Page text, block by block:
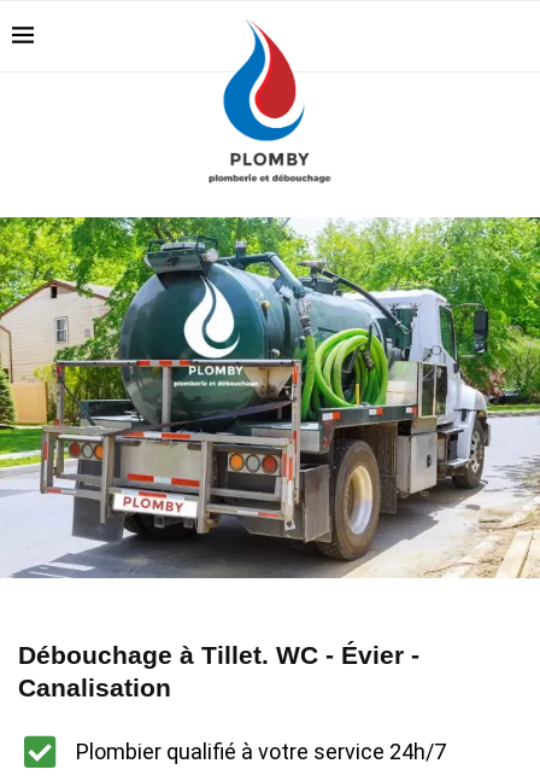
Débouchage à Tillet. WC - Évier -
Canalisation
Plombier qualifié à votre service 24h/7